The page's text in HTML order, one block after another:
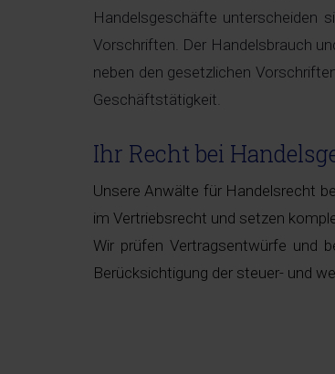
Handelsgeschäfte unterscheiden
Vorschriften. Der Handelsbrauch
neben den gesetzlichen
Geschäftstätigkeit.
Ihr Recht bei
Unsere Anwälte für Handelsrecht
im Vertriebsrecht und setzen
Wir prüfen Vertragsentwürfe und
Berücksichtigung der steuer- und